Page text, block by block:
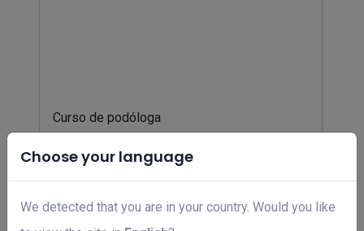
Choose your language
We detected that you are in your country. Would you like
Curso de podóloga